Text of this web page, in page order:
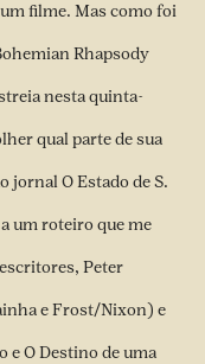
filme. Mas como foi
Rhapsody
nesta quinta-
qual parte de sua
jornal O Estado de S.
um roteiro que me
Peter
e Frost/Nixon) e
e O Destino de uma